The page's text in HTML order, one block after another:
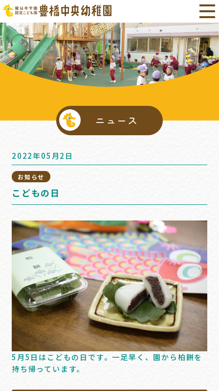
ニュース
2022年05月2日
お知らせ
こどもの日
5月5日はこどもの日です。一足早く、園から柏餅を
持ち帰っています。